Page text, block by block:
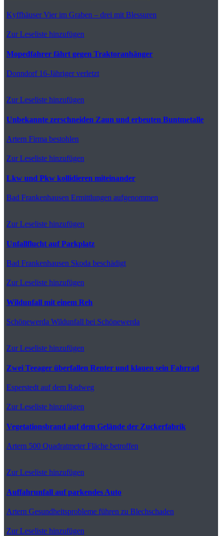
KyffhäuserVier im Graben – drei mit Blessuren
Zur Leseliste hinzufügen
Mopedfahrer fährt gegen Traktoranhänger
Donndorf16-Jähriger verletzt
Zur Leseliste hinzufügen
Unbekannte zerschneiden Zaun und erbeuten Buntmetalle
Artern Firma bestohlen
Zur Leseliste hinzufügen
Lkw und Pkw kollidieren miteinander
Bad Frankenhausen Ermittlungen aufgenommen
Zur Leseliste hinzufügen
Unfallflucht auf Parkplatz
Bad Frankenhausen Skoda beschädigt
Zur Leseliste hinzufügen
Wildunfall mit einem Reh
Schönewerda Wildunfall bei Schönewerda
Zur Leseliste hinzufügen
Zwei Teeager überfallen Renter und klauen sein Fahrrad
Esperstedt auf dem Radweg
Zur Leseliste hinzufügen
Vegetationsbrand auf dem Gelände der Zuckerfabrik
Artern 500 Quadratmeter Fläche betroffen
Zur Leseliste hinzufügen
Auffahrunfall auf parkendes Auto
Artern Gesundheitsprobleme führen zu Blechschaden
Zur Leseliste hinzufügen